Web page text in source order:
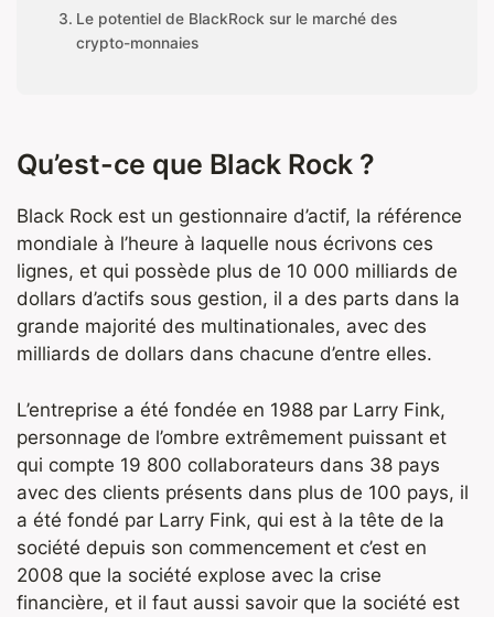
Le potentiel de BlackRock sur le marché des
crypto-monnaies
Qu’est-ce que Black Rock ?
Black Rock est un gestionnaire d’actif, la référence
mondiale à l’heure à laquelle nous écrivons ces
lignes, et qui possède plus de 10 000 milliards de
dollars d’actifs sous gestion, il a des parts dans la
grande majorité des multinationales, avec des
milliards de dollars dans chacune d’entre elles.
L’entreprise a été fondée en 1988 par Larry Fink,
personnage de l’ombre extrêmement puissant et
qui compte 19 800 collaborateurs dans 38 pays
avec des clients présents dans plus de 100 pays, il
a été fondé par Larry Fink, qui est à la tête de la
société depuis son commencement et c’est en
2008 que la société explose avec la crise
financière, et il faut aussi savoir que la société est